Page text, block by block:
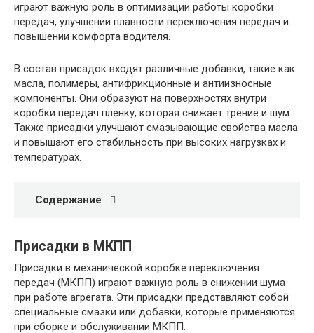
играют важную роль в оптимизации работы коробки
передач, улучшении плавности переключения передач и
повышении комфорта водителя.
В состав присадок входят различные добавки, такие как
масла, полимеры, антифрикционные и антиизносные
компоненты. Они образуют на поверхностях внутри
коробки передач пленку, которая снижает трение и шум.
Также присадки улучшают смазывающие свойства масла
и повышают его стабильность при высоких нагрузках и
температурах.
Содержание
Присадки в МКПП
Присадки в механической коробке переключения
передач (МКПП) играют важную роль в снижении шума
при работе агрегата. Эти присадки представляют собой
специальные смазки или добавки, которые применяются
при сборке и обслуживании МКПП.